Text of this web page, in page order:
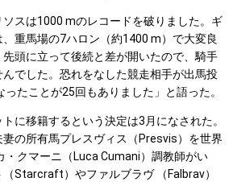
スは1000 mのレコードを破りました。ギ
重馬場の7ハロン（約1400 m）で大変良
頭に立って後続と差が開いたので、騎手
でした。恐れをなした競走相手が出馬投
たことが25回もありました」と語った。
に移籍するという決定は3月になされた。
の所有馬プレスヴィス（Presvis）を世界
・クマーニ（Luca Cumani）調教師がい
Starcraft）やファルブラヴ （Falbrav）